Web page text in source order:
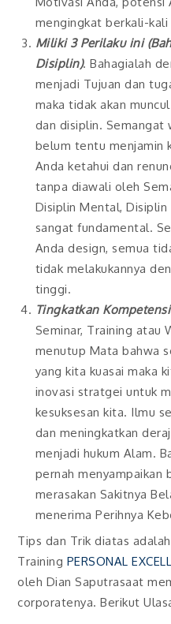
mengingkat berkali-
Miliki 3 Perilaku ini
Disiplin). Bahagialah
menjadi Tujuan dan
maka tidak akan
dan disiplin. Semangat
belum tentu menjamin
Anda ketahui dan
tanpa diawali oleh
Disiplin Mental,
sangat fundamental.
Anda design, semua
tidak melakukannya
tinggi.
Tingkatkan
Seminar, Training atau
menutup Mata bahwa
yang kita kuasai maka
inovasi stratgei untuk
kesuksesan kita. Ilmu
dan meningkatkan
menjadi hukum Alam.
pernah menyampaikan
merasakan Sakitnya
menerima Perihnya
Tips dan Trik diatas
Training PERSONAL
oleh Dian Saputrasaat
corporatenya. Berikut